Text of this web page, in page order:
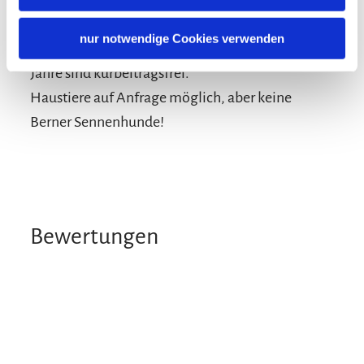
nur notwendige Cookies verwenden
von 6 bis 15 Jahren: € 1,00, Kinder von 0 bis 5
Jahre sind kurbeitragsfrei.
Haustiere auf Anfrage möglich, aber keine
Berner Sennenhunde!
Bewertungen